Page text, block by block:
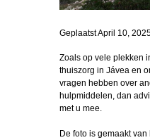
GeplaatstApril 10,
Zoals op vele plekken
thuiszorg in Jávea en
vragen hebben over
hulpmiddelen, dan
met u mee.
De foto is gemaakt